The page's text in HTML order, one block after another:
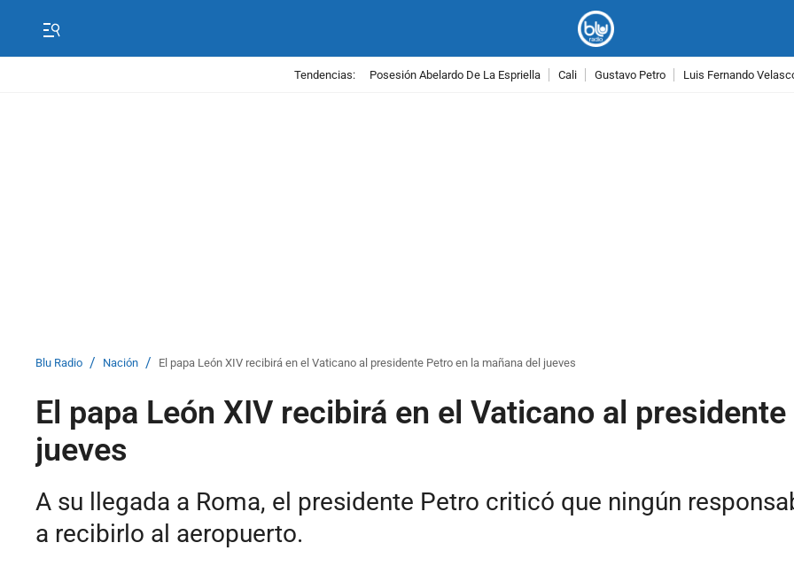
Tendencias: Posesión Abelardo De La Espriella Cali Gustavo Petro Luis Fernando
Blu Radio / Nación / El papa León XIV recibirá en el Vaticano al presidente Petro en la mañana del jueves
El papa León XIV recibirá en el Vaticano al
jueves
A su llegada a Roma, el presidente Petro criticó que ningún
a recibirlo al aeropuerto.